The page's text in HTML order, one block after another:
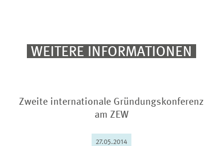
WEITERE INFORMATIONEN
Zweite internationale Gründungskonferenz
am ZEW
27.05.2014